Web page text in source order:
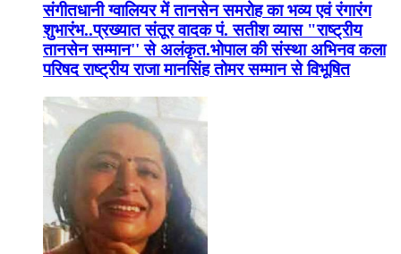
संगीतधानी ग्वालियर में तानसेन समरोह का भव्य एवं रंगारंग
शुभारंभ..प्रख्यात संतूर वादक पं. सतीश व्यास "राष्ट्रीय
तानसेन सम्मान'' से अलंकृत.भोपाल की संस्था अभिनव कला
परिषद राष्ट्रीय राजा मानसिंह तोमर सम्मान से विभूषित